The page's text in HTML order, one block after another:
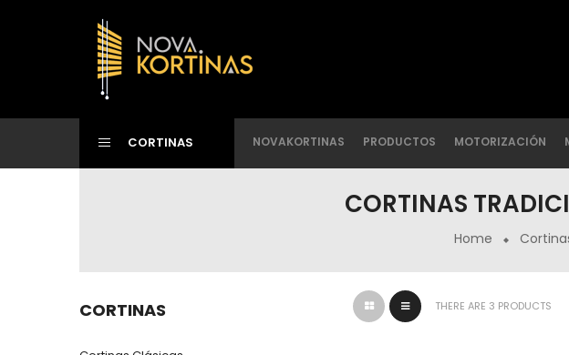
CORTINAS NOVAKORTINAS PRODUCTOS MOTORIZACIÓN
CORTINAS
Home
CORTINAS THERE ARE 3 PRODUCTS